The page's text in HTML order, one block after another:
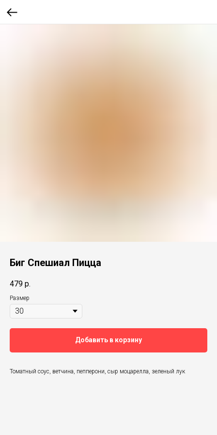
Биг Спешиал Пицца
479 р.
Размер
Добавить в корзину
Томатный соус, ветчина, пепперони, сыр моцарелла, зеленый лук